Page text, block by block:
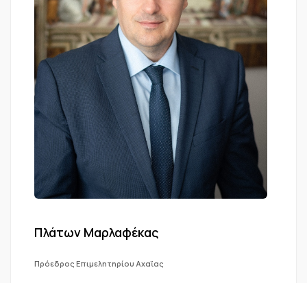
Πλάτων Μαρλαφέκας
Πρόεδρος Επιμελητηρίου Αχαϊας